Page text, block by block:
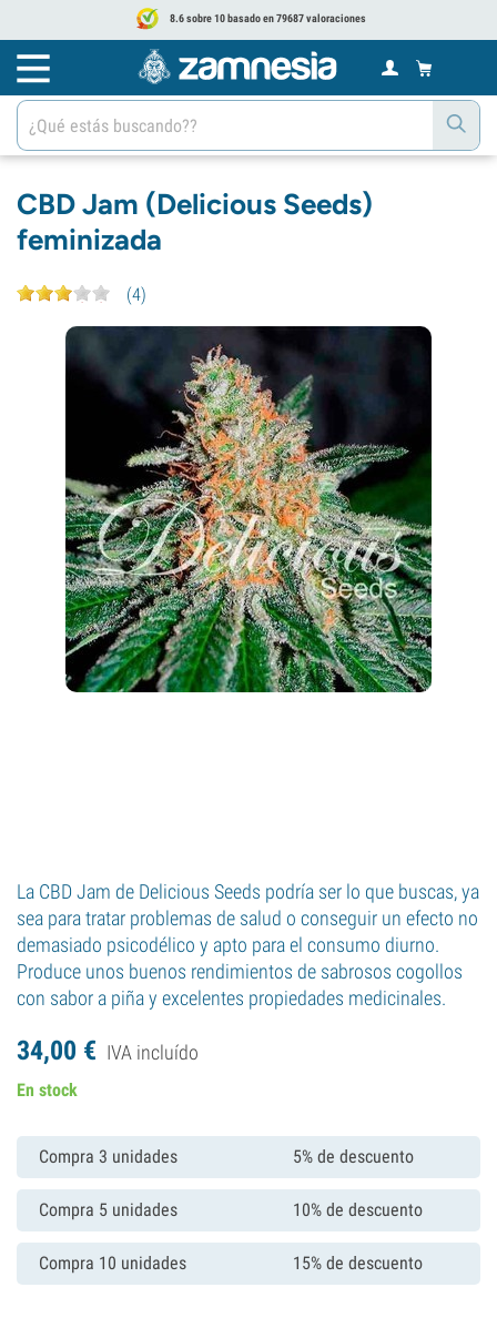
8.6 sobre 10 basado en 79687 valoraciones
CBD Jam (Delicious Seeds)
feminizada
(4)
La CBD Jam de Delicious Seeds podría ser lo que buscas, ya
sea para tratar problemas de salud o conseguir un efecto no
demasiado psicodélico y apto para el consumo diurno.
Produce unos buenos rendimientos de sabrosos cogollos
con sabor a piña y excelentes propiedades medicinales.
34,00 € IVA incluído
En stock
Compra 3 unidades 5% de descuento
Compra 5 unidades 10% de descuento
Compra 10 unidades 15% de descuento